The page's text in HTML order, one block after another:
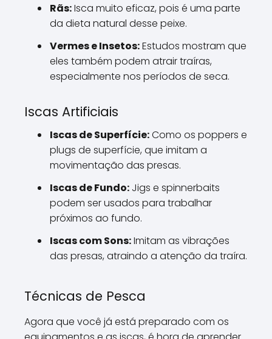
Rãs:Isca muito eficaz, pois é uma parte
da dieta natural desse peixe.
Vermes e Insetos:Estudos mostram que
eles também podem atrair traíras,
especialmente nos períodos de seca.
Iscas Artificiais
Iscas de Superfície:Como os poppers e
plugs de superfície, que imitam a
movimentação das presas.
Iscas de Fundo: Jigs e spinnerbaits
podem ser usados para trabalhar
próximos ao fundo.
Iscas com Sons:Imitam as vibrações
das presas, atraindo a atenção da traíra.
Técnicas de Pesca
Agora que você já está preparado com os